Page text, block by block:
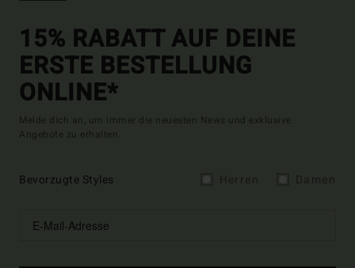
15% RABATT AUF DEINE
ERSTE BESTELLUNG
ONLINE*
Melde dich an, um immer die neuesten News und exklusive
Angebote zu erhalten.
Bevorzugte Styles